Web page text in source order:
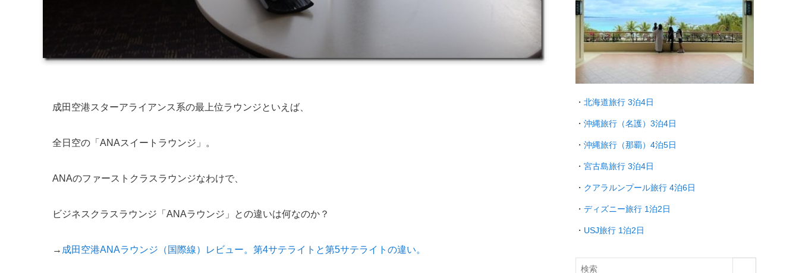
成田空港スターアライアンス系の最上位ラウンジといえば、
全日空の「ANAスイートラウンジ」。
ANAのファーストクラスラウンジなわけで、
ビジネスクラスラウンジ「ANAラウンジ」との違いは何なのか？
→ 成田空港ANAラウンジ（国際線）レビュー。第4サテライトと第5サテライトの違い。
・ 北海道旅行 3泊4日
・ 沖縄旅行（名護）3泊4日
・ 沖縄旅行（那覇）4泊5日
・ 宮古島旅行 3泊4日
・ クアラルンプール旅行 4泊6日
・ ディズニー旅行 1泊2日
・ USJ旅行 1泊2日